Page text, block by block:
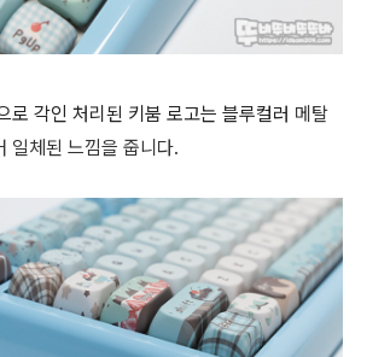
로 각인 처리된 키붐 로고는 블루컬러 메탈
일체된 느낌을 줍니다.